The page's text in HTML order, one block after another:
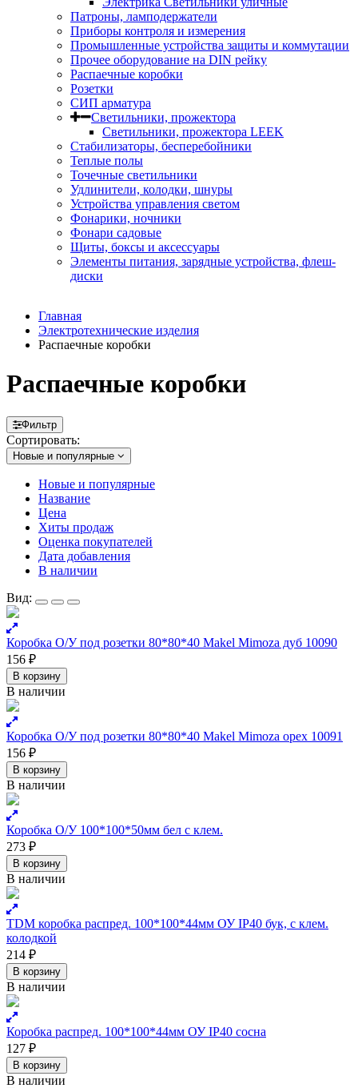
Патроны, ламподержатели
Приборы контроля и измерения
Промышленные устройства защиты и коммутации
Прочее оборудование на DIN рейку
Распаечные коробки
Розетки
СИП арматура
Светильники, прожектора
Светильники, прожектора LEEK
Стабилизаторы, бесперебойники
Теплые полы
Точечные светильники
Удлинители, колодки, шнуры
Устройства управления светом
Фонарики, ночники
Фонари садовые
Щиты, боксы и аксессуары
Элементы питания, зарядные устройства, флеш-
диски
Главная
Электротехнические изделия
Распаечные коробки
Распаечные коробки
Фильтр
Сортировать:
Новые и популярные
Новые и популярные
Название
Цена
Хиты продаж
Оценка покупателей
Дата добавления
В наличии
Вид:
Коробка О/У под розетки 80*80*40 Makel Mimoza дуб 10090
156 ₽
В корзину
В наличии
Коробка О/У под розетки 80*80*40 Makel Mimoza орех 10091
156 ₽
В корзину
В наличии
Коробка О/У 100*100*50мм бел с клем.
273 ₽
В корзину
В наличии
TDM коробка распред. 100*100*44мм ОУ IP40 бук, с клем.
колодкой
214 ₽
В корзину
В наличии
Коробка распред. 100*100*44мм ОУ IP40 сосна
127 ₽
В корзину
В наличии